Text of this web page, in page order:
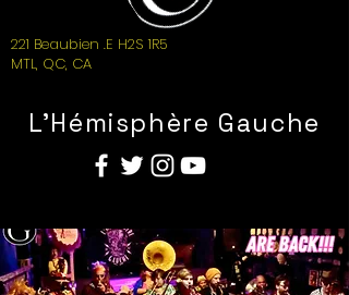
221 Beaubien .E H2S 1R5
MTL, QC, CA
L'Hémisphère Gauche